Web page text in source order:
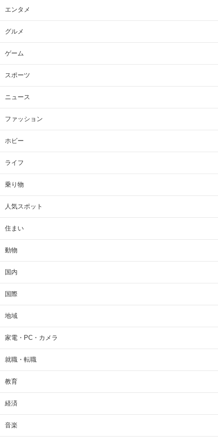
エンタメ
グルメ
ゲーム
スポーツ
ニュース
ファッション
ホビー
ライフ
乗り物
人気スポット
住まい
動物
国内
国際
地域
家電・PC・カメラ
就職・転職
教育
経済
音楽